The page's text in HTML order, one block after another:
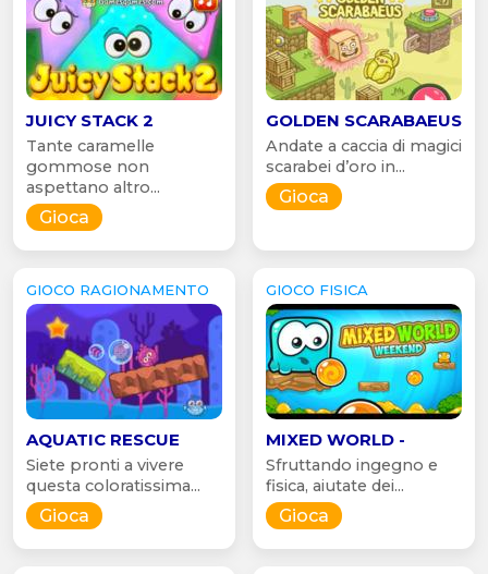
JUICY STACK 2
Tante caramelle
gommose non
aspettano altro...
Gioca
GOLDEN SCARABAEUS
Andate a caccia di magici
scarabei d’oro in...
Gioca
GIOCO RAGIONAMENTO
AQUATIC RESCUE
Siete pronti a vivere
questa coloratissima...
Gioca
GIOCO FISICA
MIXED WORLD -
Sfruttando ingegno e
fisica, aiutate dei...
Gioca